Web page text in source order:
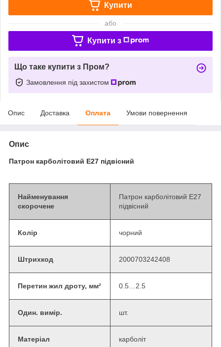
Купити
або
Купити з
Що таке купити з Пром?
Замовлення під захистом
Опис Доставка Оплата Умови повернення
Опис
Патрон карболітовий Е27 підвісний
Найменування
скорочене
Патрон карболітовий Е27
підвісний
Колір чорний
Штрихкод 2000703242408
Перетин жил дроту, мм² 0.5…2.5
Один. вимір. шт.
Матеріал карболіт